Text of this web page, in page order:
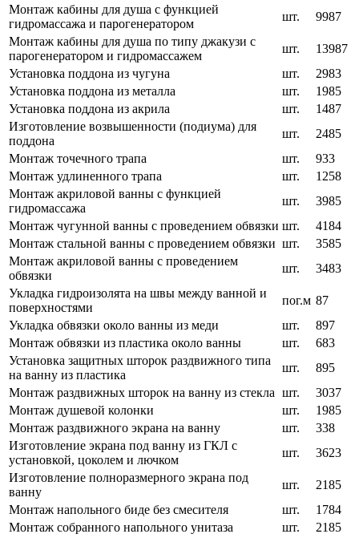
Монтаж кабины для душа с функцией
гидромассажа и парогенератором
шт.
9987
Монтаж кабины для душа по типу джакузи с
парогенератором и гидромассажем
шт.
13987
Установка поддона из чугуна
шт.
2983
Установка поддона из металла
шт.
1985
Установка поддона из акрила
шт.
1487
Изготовление возвышенности (подиума) для
поддона
шт.
2485
Монтаж точечного трапа
шт.
933
Монтаж удлиненного трапа
шт.
1258
Монтаж акриловой ванны с функцией
гидромассажа
шт.
3985
Монтаж чугунной ванны с проведением обвязки шт.
4184
Монтаж стальной ванны с проведением обвязки шт.
3585
Монтаж акриловой ванны с проведением
обвязки
шт.
3483
Укладка гидроизолята на швы между ванной и
поверхностями
пог.м 87
Укладка обвязки около ванны из меди
шт.
897
Монтаж обвязки из пластика около ванны
шт.
683
Установка защитных шторок раздвижного типа
на ванну из пластика
шт.
895
Монтаж раздвижных шторок на ванну из стекла шт.
3037
Монтаж душевой колонки
шт.
1985
Монтаж раздвижного экрана на ванну
шт.
338
Изготовление экрана под ванну из ГКЛ с
установкой, цоколем и лючком
шт.
3623
Изготовление полноразмерного экрана под
ванну
шт.
2185
Монтаж напольного биде без смесителя
шт.
1784
Монтаж собранного напольного унитаза
шт.
2185